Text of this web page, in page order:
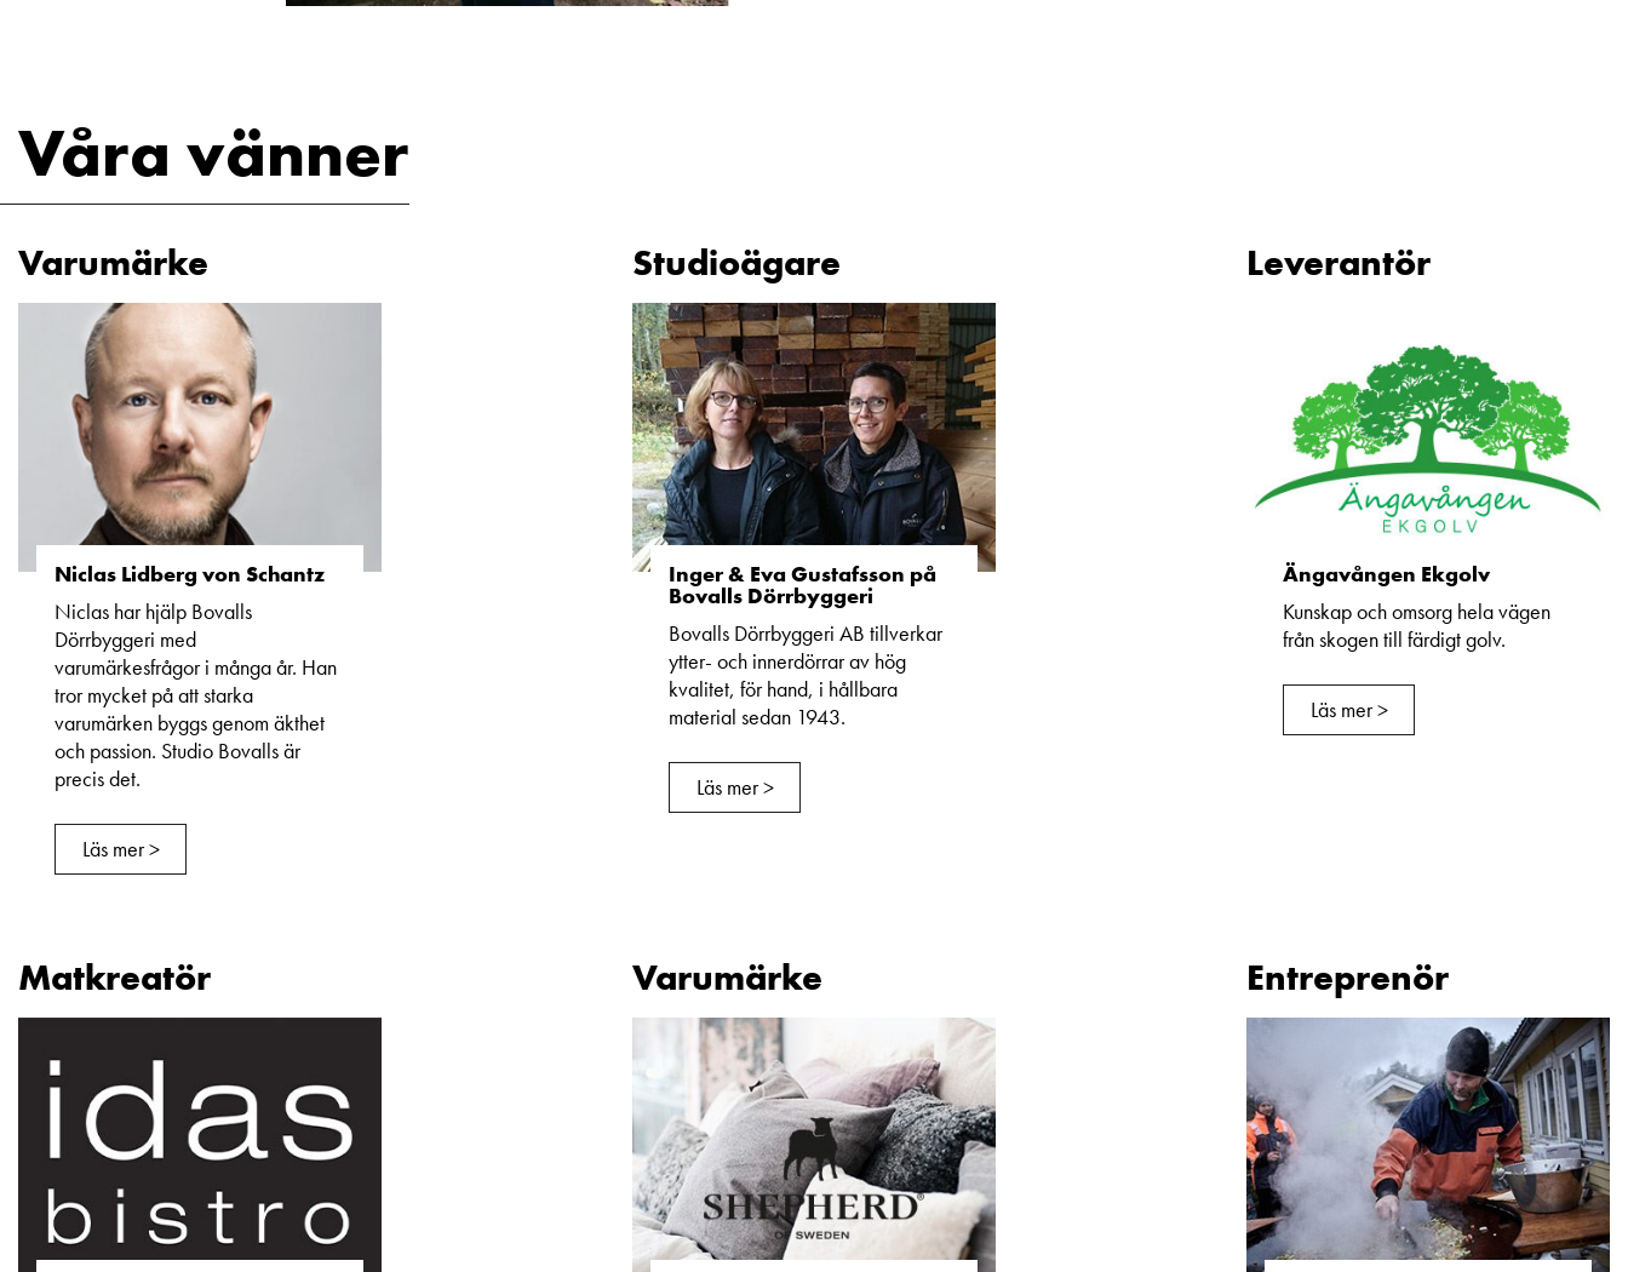
Våra vänner
Varumärke
Niclas Lidberg von Schantz
Niclas har hjälp Bovalls
Dörrbyggeri med
varumärkesfrågor i många år. Han
tror mycket på att starka
varumärken byggs genom äkthet
och passion. Studio Bovalls är
precis det.
Läs mer >
Studioägare
Inger & Eva Gustafsson på
Bovalls Dörrbyggeri
Bovalls Dörrbyggeri AB tillverkar
ytter- och innerdörrar av hög
kvalitet, för hand, i hållbara
material sedan 1943.
Läs mer >
Leverantör
Ängavången Ekgolv
Kunskap och omsorg hela vägen
från skogen till färdigt golv.
Läs mer >
Matkreatör Varumärke Entreprenör